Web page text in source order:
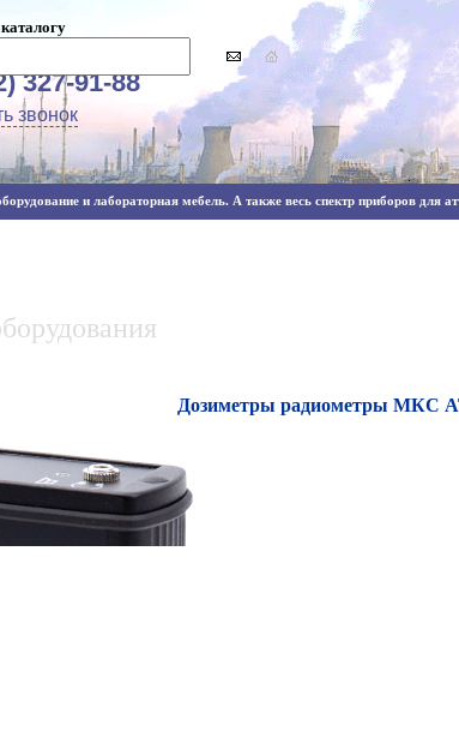
327-91-88
звонок
и лабораторная мебель. А также весь спектр приборов для
Дозиметры радиометры МКС